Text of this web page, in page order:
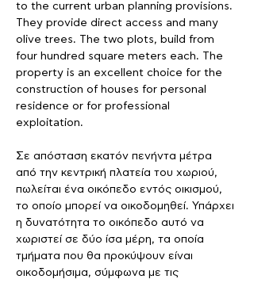
to the current urban planning provisions.
They provide direct access and many
olive trees. The two plots, build from
four hundred square meters each. The
property is an excellent choice for the
construction of houses for personal
residence or for professional
exploitation.
Σε απόσταση εκατόν πενήντα μέτρα
από την κεντρική πλατεία του χωριού,
πωλείται ένα οικόπεδο εντός οικισμού,
το οποίο μπορεί να οικοδομηθεί. Υπάρχει
η δυνατότητα το οικόπεδο αυτό να
χωριστεί σε δύο ίσα μέρη, τα οποία
τμήματα που θα προκύψουν είναι
οικοδομήσιμα, σύμφωνα με τις